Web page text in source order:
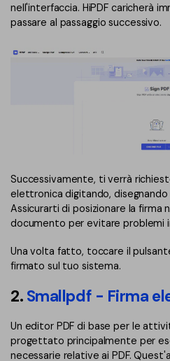
nell'interfaccia. HiPDF caricherà
passare al passaggio successivo.
Successivamente, ti verrà
elettronica digitando, disegnando
Assicurarti di posizionare la firma
documento per evitare problemi
Una volta fatto, toccare il
firmato sul tuo sistema.
2. Smallpdf - Firma
Un editor PDF di base per le
progettato principalmente per
necessarie relative ai PDF.